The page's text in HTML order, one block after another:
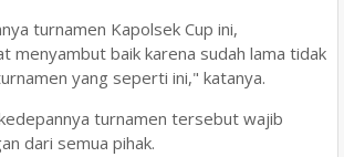
turnamen Kapolsek Cup ini,
menyambut baik karena sudah lama tidak
yang seperti ini," katanya.
turnamen tersebut wajib
dari semua pihak.